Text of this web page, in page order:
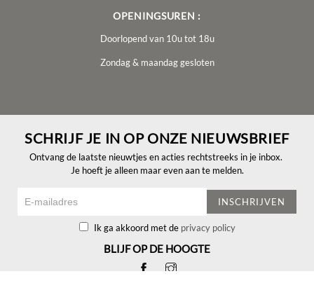
OPENINGSUREN :
Doorlopend van 10u tot 18u
Zondag & maandag gesloten
SCHRIJF JE IN OP ONZE NIEUWSBRIEF
Ontvang de laatste nieuwtjes en acties rechtstreeks in je inbox.
Je hoeft je alleen maar even aan te melden.
INSCHRIJVEN
Ik ga akkoord met de privacy policy
BLIJF OP DE HOOGTE